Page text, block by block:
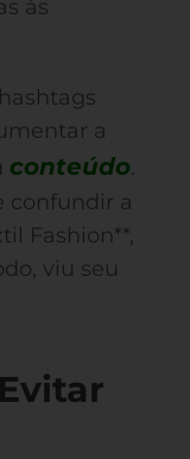
às
a
conteúdo.
confundir a
Fashion**,
viu seu